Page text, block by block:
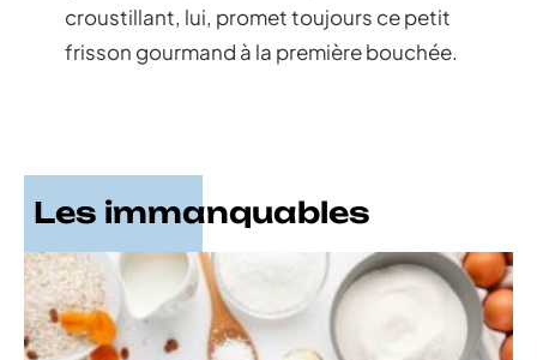
croustillant, lui, promet toujours ce petit
frisson gourmand à la première bouchée.
Les immanquables